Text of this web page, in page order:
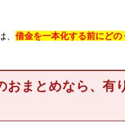
、 借金を一本化する前にど
おまとめなら、有